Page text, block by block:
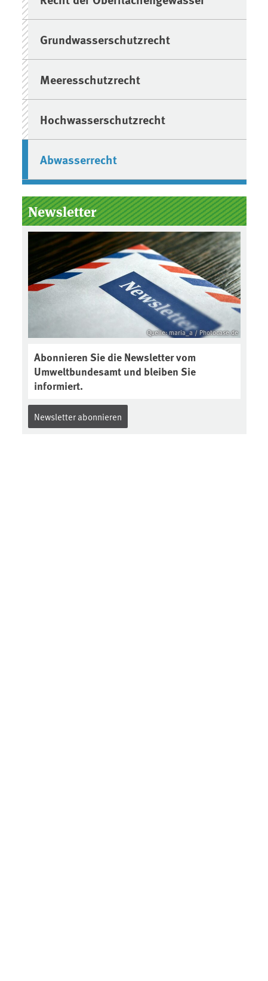
Grundwasserschutzrecht
Meeresschutzrecht
Hochwasserschutzrecht
Abwasserrecht
Newsletter
Quelle: maria_a / Photocase.de
Abonnieren Sie die Newsletter vom
Umweltbundesamt und bleiben Sie
informiert.
Newsletter abonnieren